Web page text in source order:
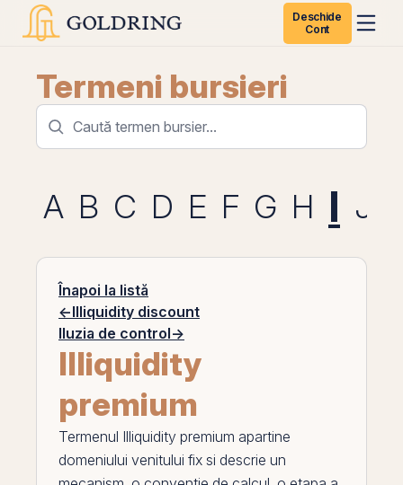
Deschide
Cont
Termeni bursieri
A B C D E F G H I J
Înapoi la listă
←Illiquidity discount
Iluzia de control→
Illiquidity
premium
Termenul Illiquidity premium apartine
domeniului venitului fix si descrie un